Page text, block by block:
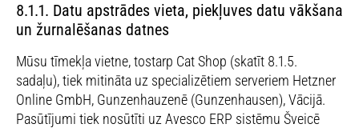
8.1.1. Datu apstrādes vieta, piekļuves datu vākšana
un žurnalēšanas datnes
Mūsu tīmekļa vietne, tostarp Cat Shop (skatīt 8.1.5.
sadaļu), tiek mitināta uz specializētiem serveriem Hetzner
Online GmbH, Gunzenhauzenē (Gunzenhausen), Vācijā.
Pasūtījumi tiek nosūtīti uz Avesco ERP sistēmu Šveicē